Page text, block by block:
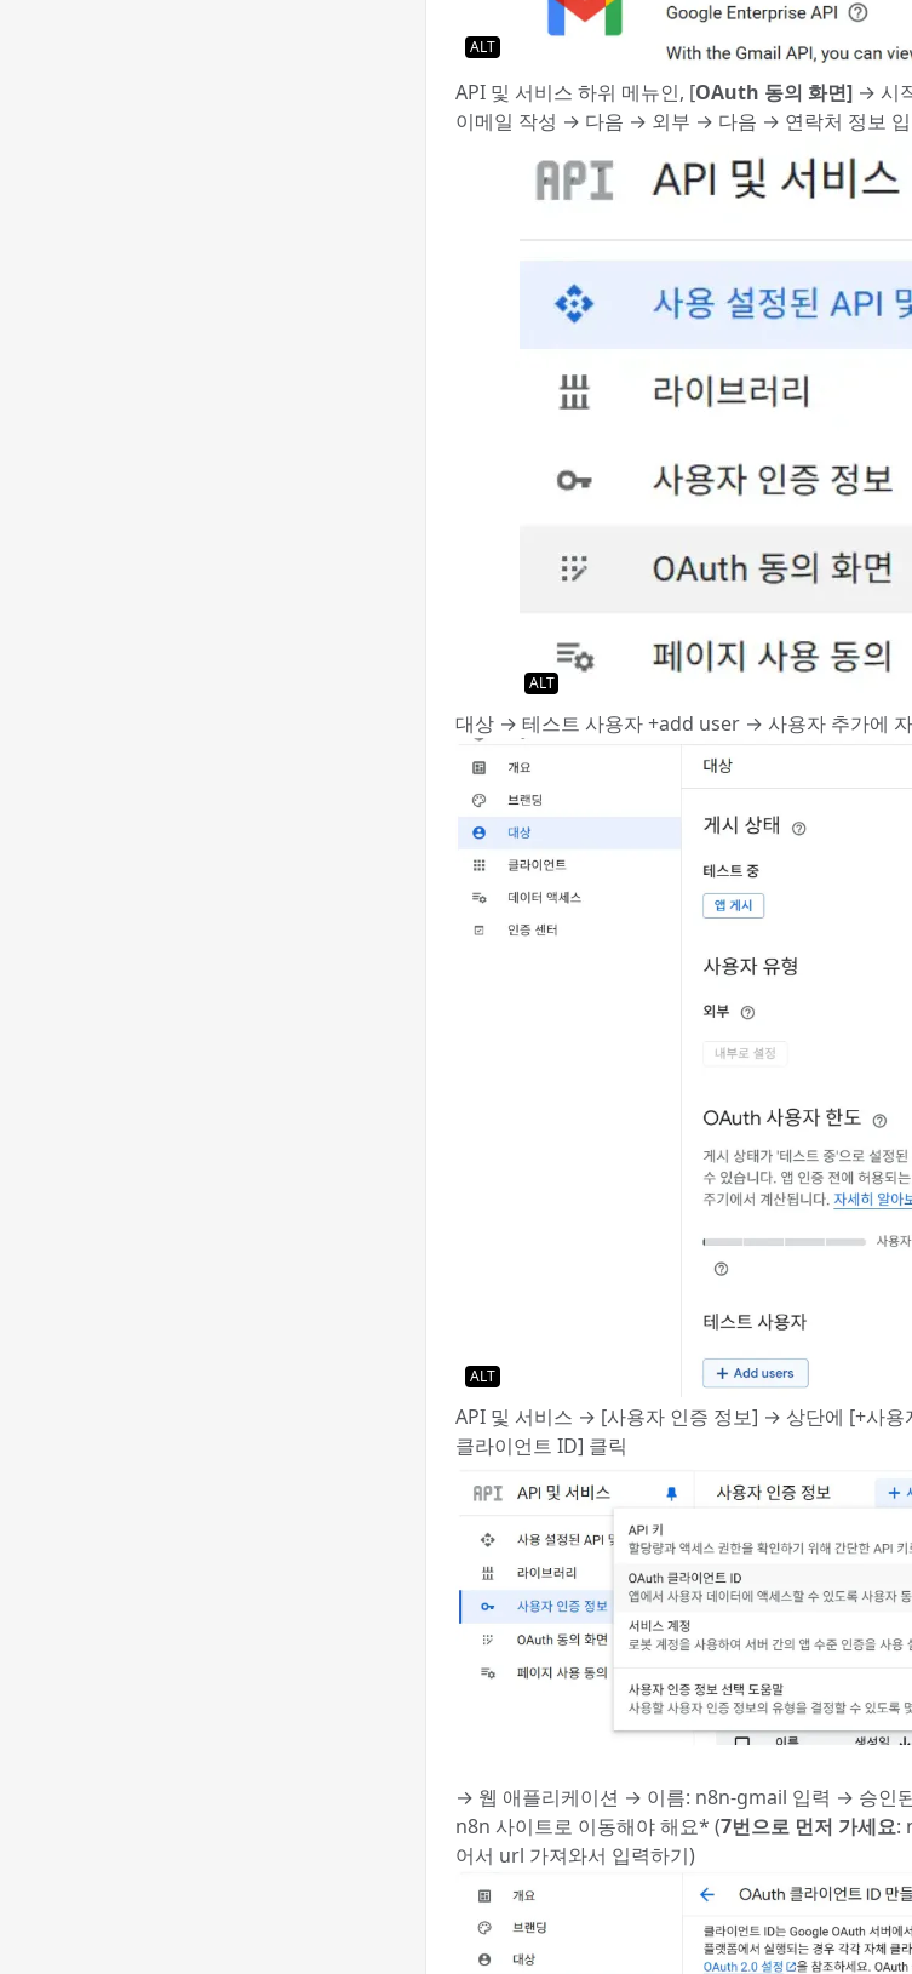
ALT
API 및 서비스 하위 메뉴인, [OAuth 동의 화면] → 시
이메일 작성 → 다음 → 외부 → 다음 → 연락처 정보
ALT
대상 → 테스트 사용자 +add user → 사용자 추가에
ALT
API 및 서비스 → [사용자 인증 정보] → 상단에 [+사
클라이언트 ID] 클릭
→ 웹 애플리케이션 → 이름: n8n-gmail 입력 → 승인
n8n 사이트로 이동해야 해요* (7번으로 먼저 가세요:
어서 url 가져와서 입력하기)